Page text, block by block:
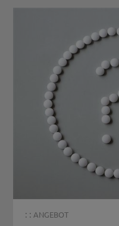
: : ANGEBOT